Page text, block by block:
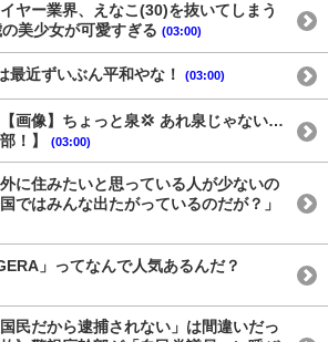
イヤー業界、えなこ(30)を抜いてしまう
美少女が可愛すぎる (03:00)
最近ずいぶん平和やな！ (03:00)
【画像】ちょっと泉💢 あれ泉じゃない…
！】
(03:00)
に住みたいと思っている人が少ないの
ではみんな出たがっているのだが？」
」ってなんで人気あるんだ？
国民だから逮捕されない」は間違いだっ